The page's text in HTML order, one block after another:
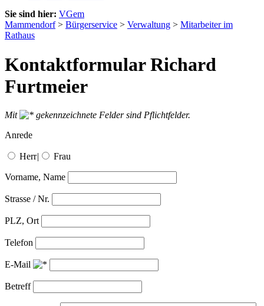
Sie sind hier: VGem
Mammendorf> Bürgerservice > Verwaltung > Mitarbeiter im
Rathaus
Kontaktformular Richard
Furtmeier
Mit
gekennzeichnete Felder sind Pflichtfelder.
Anrede
Herr| Frau
Vorname, Name
Strasse / Nr.
PLZ, Ort
Telefon
E-Mail
Betreff